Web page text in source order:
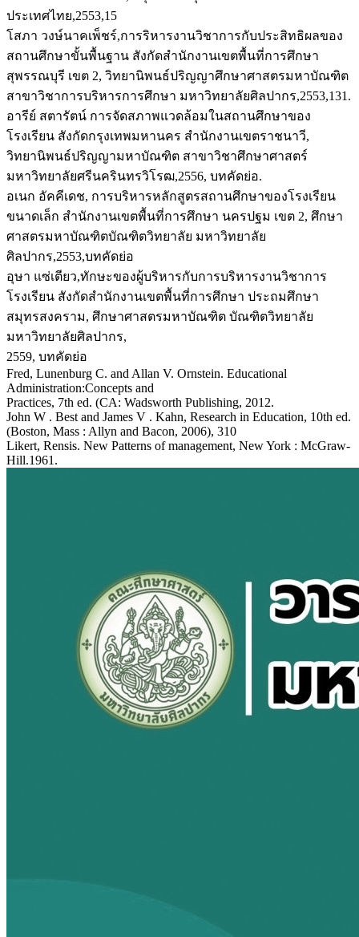
ประเทศไทย,2553,15
โสภา วงษ์นาคเพ็ชร์,การริหารงานวิชาการกับประสิทธิผลของ
สถานศึกษาขั้นพื้นฐาน สังกัดสำนักงานเขตพื้นที่การศึกษา
สุพรรณบุรี เขต 2, วิทยานิพนธ์ปริญญาศึกษาศาสตรมหาบัณฑิต
สาขาวิชาการบริหารการศึกษา มหาวิทยาลัยศิลปากร,2553,131.
อารีย์ สตารัตน์ การจัดสภาพแวดล้อมในสถานศึกษาของ
โรงเรียน สังกัดกรุงเทพมหานคร สำนักงานเขตราชนาวี,
วิทยานิพนธ์ปริญญามหาบัณฑิต สาขาวิชาศึกษาศาสตร์
มหาวิทยาลัยศรีนครินทรวิโรฒ,2556, บทคัดย่อ.
อเนก อัคคีเดช, การบริหารหลักสูตรสถานศึกษาของโรงเรียน
ขนาดเล็ก สำนักงานเขตพื้นที่การศึกษา นครปฐม เขต 2, ศึกษา
ศาสตรมหาบัณฑิตบัณฑิตวิทยาลัย มหาวิทยาลัย
ศิลปากร,2553,บทคัดย่อ
อุษา แซ่เตียว,ทักษะของผู้บริหารกับการบริหารงานวิชาการ
โรงเรียน สังกัดสำนักงานเขตพื้นที่การศึกษา ประถมศึกษา
สมุทรสงคราม, ศึกษาศาสตรมหาบัณฑิต บัณฑิตวิทยาลัย
มหาวิทยาลัยศิลปากร,
2559, บทคัดย่อ
Fred, Lunenburg C. and Allan V. Ornstein. Educational
Administration:Concepts and
Practices, 7th ed. (CA: Wadsworth Publishing, 2012.
John W . Best and James V . Kahn, Research in Education, 10th ed.
(Boston, Mass : Allyn and Bacon, 2006), 310
Likert, Rensis. New Patterns of management, New York : McGraw-
Hill.1961.